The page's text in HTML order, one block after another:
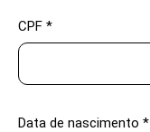
CPF *
Data de nascimento *